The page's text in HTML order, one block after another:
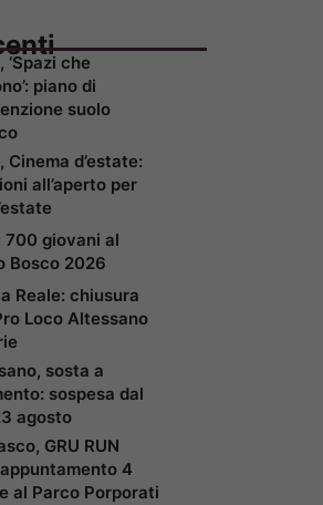
‘Spazi che
piano di
suolo
Cinema d’estate:
all’aperto per
700 giovani al
Bosco 2026
Reale: chiusura
Loco Altessano
sosta a
sospesa dal
agosto
GRU RUN
4
al Parco Porporati